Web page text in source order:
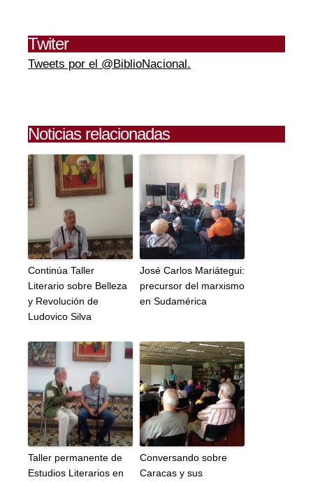
Twiter
Tweets por el @BiblioNacional.
Noticias relacionadas
Continúa Taller
Literario sobre Belleza
y Revolución de
Ludovico Silva
José Carlos Mariátegui:
precursor del marxismo
en Sudamérica
Taller permanente de
Estudios Literarios en
Conversando sobre
Caracas y sus